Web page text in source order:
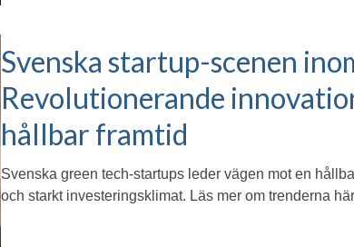
Svenska startup-scenen
Revolutionerande
hållbar framtid
Svenska green tech-startups leder vägen mot en
och starkt investeringsklimat. Läs mer om trenderna